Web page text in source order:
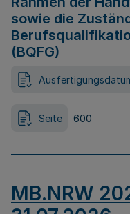
sowie die
(BQFG)
Seite 600
MB.NRW